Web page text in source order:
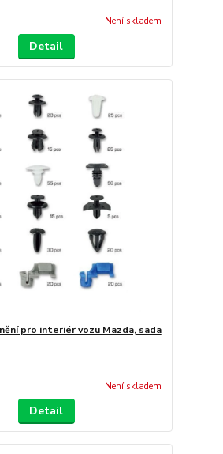
Není skladem
Detail
pro interiér vozu Mazda, sada
Není skladem
Detail